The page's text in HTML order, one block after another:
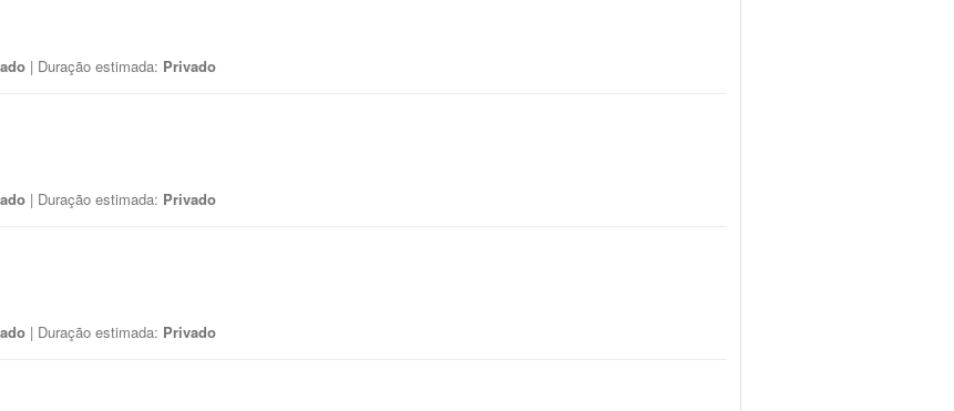
| Duração estimada: Privado
| Duração estimada: Privado
| Duração estimada: Privado